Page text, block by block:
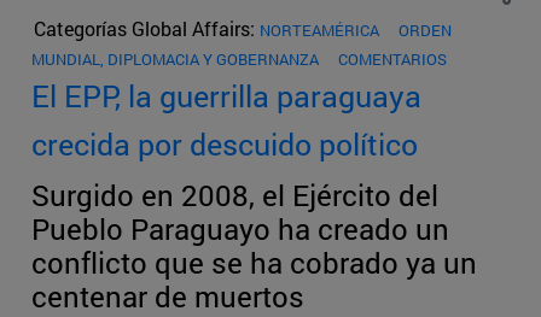
Categorías Global Affairs: NORTEAMÉRICA
ORDEN
MUNDIAL, DIPLOMACIA Y GOBERNANZA
COMENTARIOS
El EPP, la guerrilla paraguaya
crecida por descuido político
Surgido en 2008, el Ejército del
Pueblo Paraguayo ha creado un
conflicto que se ha cobrado ya un
centenar de muertos